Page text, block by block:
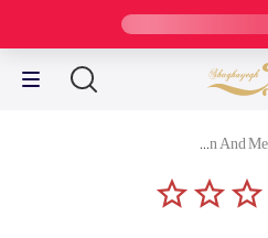
Lalique Mon Premier Cristal Collection Sensuel Absolu For Women And Men EDP
star_borderstar_borderstar_border